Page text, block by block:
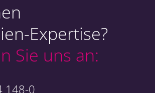
Expertise?
Sie uns an:
148-0